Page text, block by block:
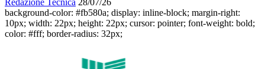
Redazione Tecnica 28/07/26
background-color: #fb580a; display: inline-block; margin-right:
10px; width: 22px; height: 22px; cursor: pointer; font-weight: bold;
color: #fff; border-radius: 32px;